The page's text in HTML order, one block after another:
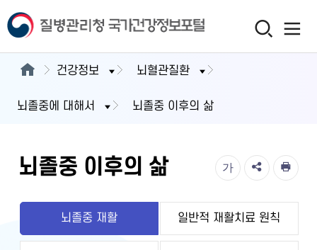
건강정보 뇌혈관질환
뇌졸중에 대해서 뇌졸중 이후의 삶
뇌졸중 이후의 삶 가
뇌졸중 재활 일반적 재활치료 원칙